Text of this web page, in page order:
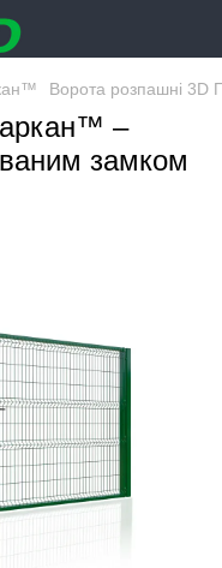
Ворота розпашні
–
замком